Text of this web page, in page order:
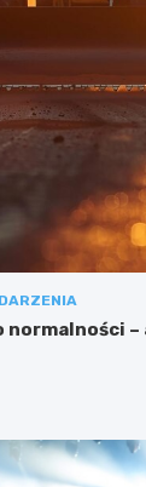
normalności –